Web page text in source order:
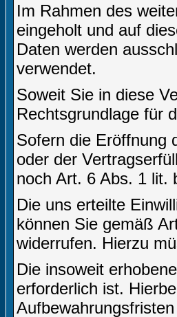
Im Rahmen des
eingeholt und auf
Daten werden
verwendet.
Soweit Sie in diese
Rechtsgrundlage für
Sofern die Eröffnung
oder der
noch Art. 6 Abs. 1 lit.
Die uns erteilte
können Sie gemäß
widerrufen. Hierzu
Die insoweit
erforderlich ist.